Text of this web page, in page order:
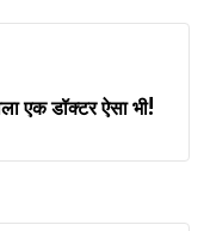
एक डॉक्टर ऐसा भी!